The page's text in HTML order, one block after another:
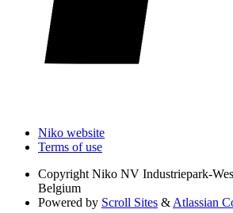
Niko website
Terms of use
Copyright Niko NV Industriepark-
Belgium
Powered by Scroll Sites & Atlassian